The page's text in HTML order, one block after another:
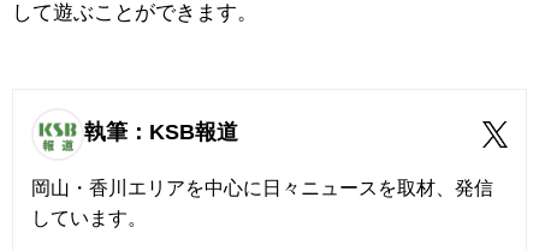
して遊ぶことができます。
執筆：KSB報道
岡山・香川エリアを中心に日々ニュースを取材、発信
しています。